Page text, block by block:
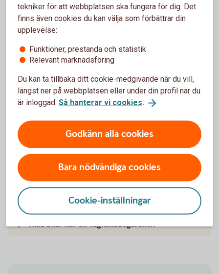
Vanliga frågor om att försäkra
Honda
Trafik, hel och halv – vad är det för skillnad på
När slutar den tidigare ägarens försäkring att
gälla?
Om man övningskör och olyckan är framme,
täcker bilförsäkringen då?
Gäller bilförsäkringen utanför Sverige?
Täcker försäkringen viltolyckor?
Vilka bilar har en vagnskadegaranti?
tekniker för att webbplatsen ska fungera för dig. Det
finns även cookies du kan välja som förbättrar din
upplevelse:
Funktioner, prestanda och statistik
Relevant marknadsföring
Du kan ta tillbaka ditt cookie-medgivande när du vill,
längst ner på webbplatsen eller under din profil när du
är inloggad. Så hanterar vi cookies.
Godkänn alla cookies
Bara nödvändiga cookies
Cookie-inställningar